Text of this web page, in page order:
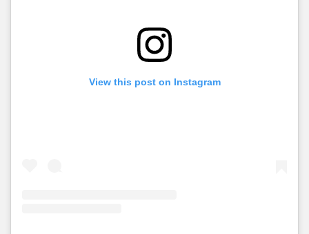
View this post on Instagram